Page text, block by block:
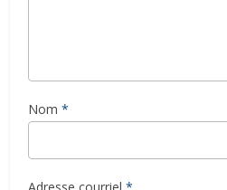
Nom *